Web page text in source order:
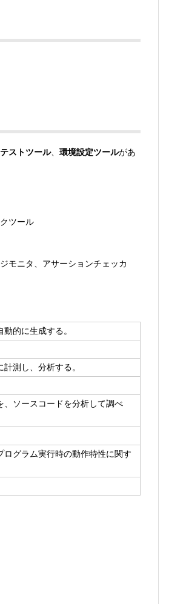
ストツール、 環境設定ツールがあ
ツール
モニタ、アサーションチェッカ
的に生成する。
測し、分析する。
、ソースコードを分析して調べ
グラム実行時の動作特性に関す